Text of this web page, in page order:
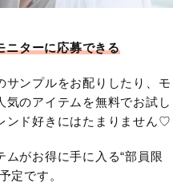
ニターに応募できる
サンプルをお配りしたり、モ
気のアイテムを無料でお試し
ンド好きにはたまりません♡
ムがお得に手に入る“部員限
定です。